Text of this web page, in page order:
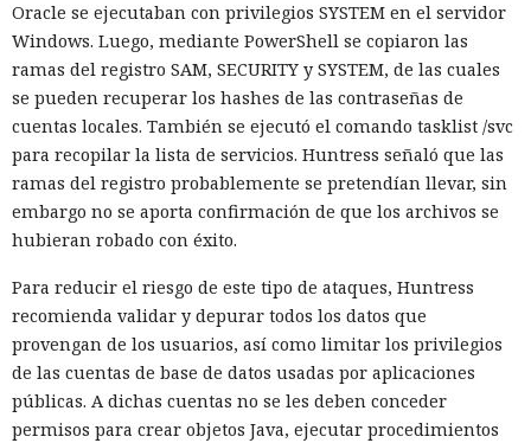
Oracle se ejecutaban con privilegios SYSTEM en el servidor
Windows. Luego, mediante PowerShell se copiaron las
ramas del registro SAM, SECURITY y SYSTEM, de las cuales
se pueden recuperar los hashes de las contraseñas de
cuentas locales. También se ejecutó el comando tasklist /svc
para recopilar la lista de servicios. Huntress señaló que las
ramas del registro probablemente se pretendían llevar, sin
embargo no se aporta confirmación de que los archivos se
hubieran robado con éxito.
Para reducir el riesgo de este tipo de ataques, Huntress
recomienda validar y depurar todos los datos que
provengan de los usuarios, así como limitar los privilegios
de las cuentas de base de datos usadas por aplicaciones
públicas. A dichas cuentas no se les deben conceder
permisos para crear objetos Java, ejecutar procedimientos